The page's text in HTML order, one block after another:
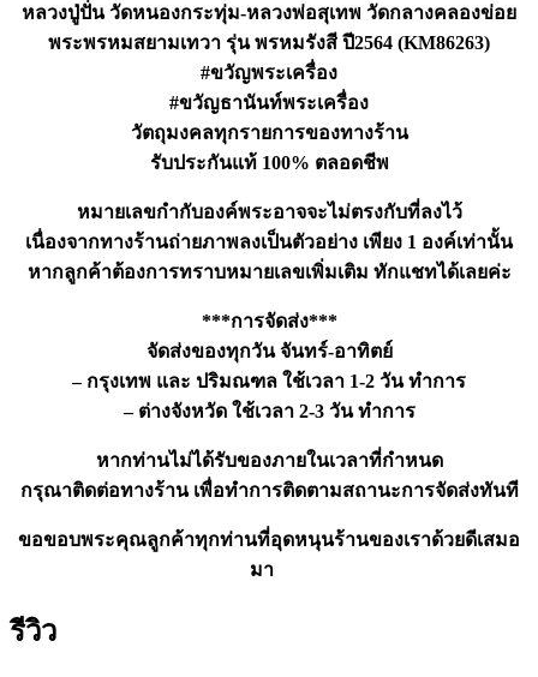
รังสี
(KM86263)
หลวงปู่ปั่น วัดหนองกระทุ่ม-หลวงพ่อสุเทพ วัดกลางคลองข่อย
พระพรหมสยามเทวา รุ่น พรหมรังสี ปี2564 (KM86263)
#ขวัญพระเครื่อง
#ขวัญธานันท์พระเครื่อง
วัตถุมงคลทุกรายการของทางร้าน
รับประกันแท้ 100% ตลอดชีพ
หมายเลขกำกับองค์พระอาจจะไม่ตรงกับที่ลงไว้
เนื่องจากทางร้านถ่ายภาพลงเป็นตัวอย่าง เพียง 1 องค์เท่านั้น
หากลูกค้าต้องการทราบหมายเลขเพิ่มเติม ทักแชทได้เลยค่ะ
***การจัดส่ง***
จัดส่งของทุกวัน จันทร์-อาทิตย์
– กรุงเทพ และ ปริมณฑล ใช้เวลา 1-2 วัน ทำการ
– ต่างจังหวัด ใช้เวลา 2-3 วัน ทำการ
หากท่านไม่ได้รับของภายในเวลาที่กำหนด
กรุณาติดต่อทางร้าน เพื่อทำการติดตามสถานะการจัดส่งทันที
ขอขอบพระคุณลูกค้าทุกท่านที่อุดหนุนร้านของเราด้วยดีเสมอ
มา
รีวิว